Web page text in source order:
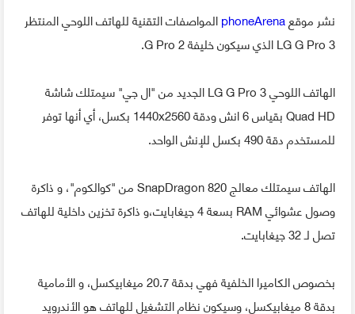
نشر موقعphoneArenaالمواصفات التقنية للهاتف اللوحي المنتظر
LG G Pro 3 الذي سيكون خليفة G Pro 2.
الهاتف اللوحي LG G Pro 3 الجديد من "ال جي" سيمتلك شاشة
Quad HD بقياس 6 انش ودقة 1440x2560 بكسل، أي أنها توفر
للمستخدم دقة 490 بكسل للإنش الواحد.
الهاتف سيمتلك معالج SnapDragon 820 من "كوالكوم"، و ذاكرة
وصول عشوائي RAM بسعة 4 جيغابايت،و ذاكرة تخزين داخلية للهاتف
تصل لـ 32 جيغابايت.
بخصوص الكاميرا الخلفية فهي بدقة 20.7 ميغابيكسل، و الأمامية
بدقة 8 ميغابيكسل، وسيكون نظام التشغيل للهاتف هو الأندرويد